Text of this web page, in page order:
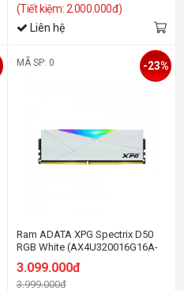
(Tiết kiệm: 2.000.000đ)
Liên hệ
MÃ SP: 0
Ram ADATA XPG Spectrix D50
RGB White (AX4U320016G16A-
SW50) 16GB (1x16GB) DDR4
3200MHz
3.099.000đ
3.999.000đ
-23%